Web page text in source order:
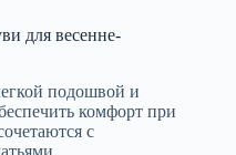
для весенне-
подошвой и
комфорт при
с